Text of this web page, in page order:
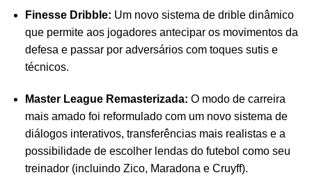
Finesse Dribble: Um novo sistema de drible dinâmico
que permite aos jogadores antecipar os movimentos da
defesa e passar por adversários com toques sutis e
técnicos.
Master League Remasterizada: O modo de carreira
mais amado foi reformulado com um novo sistema de
diálogos interativos, transferências mais realistas e a
possibilidade de escolher lendas do futebol como seu
treinador (incluindo Zico, Maradona e Cruyff).